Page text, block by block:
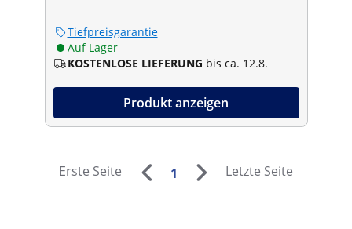
Tiefpreisgarantie
Auf Lager
KOSTENLOSE LIEFERUNG bis ca. 12.8.
Produkt anzeigen
Erste Seite 1 Letzte Seite